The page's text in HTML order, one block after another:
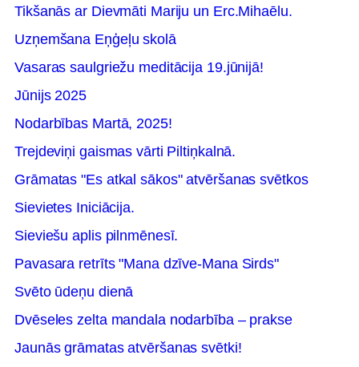
Tikšanās ar Dievmāti Mariju un Erc.Mihaēlu.
Uzņemšana Eņģeļu skolā
Vasaras saulgriežu meditācija 19.jūnijā!
Jūnijs 2025
Nodarbības Martā, 2025!
Trejdeviņi gaismas vārti Piltiņkalnā.
Grāmatas "Es atkal sākos" atvēršanas svētkos
Sievietes Iniciācija.
Sieviešu aplis pilnmēnesī.
Pavasara retrīts "Mana dzīve-Mana Sirds"
Svēto ūdeņu dienā
Dvēseles zelta mandala nodarbība – prakse
Jaunās grāmatas atvēršanas svētki!